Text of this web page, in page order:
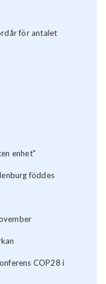
för antalet
enhet"
föddes
COP28 i